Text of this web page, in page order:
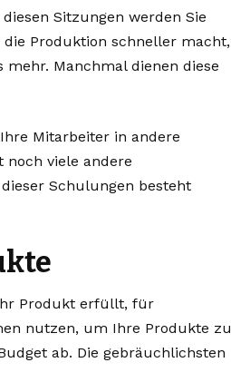
Sitzungen werden Sie
Produktion schneller macht,
Manchmal dienen diese
Mitarbeiter in andere
noch viele andere
Schulungen besteht
Produkt erfüllt, für
nutzen, um Ihre Produkte zu
ab. Die gebräuchlichsten